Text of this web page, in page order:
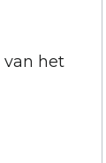
van het